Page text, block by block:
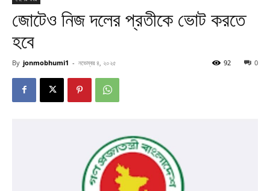
জোটেও নিজ দলের প্রতীকে ভোট করতে
হবে
By jonmobhumi1 - নভেম্বর ৪, ২০২৫ 0
92